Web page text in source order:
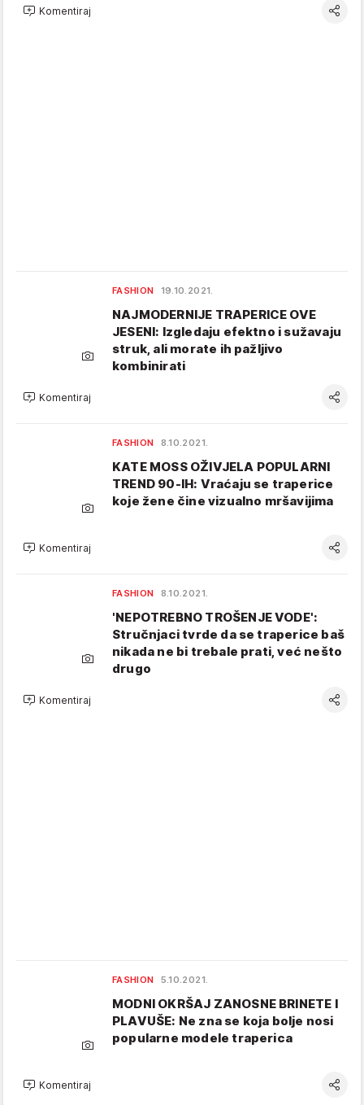
Komentiraj
FASHION 19.10.2021.
NAJMODERNIJE TRAPERICE OVE
JESENI: Izgledaju efektno i sužavaju
struk, ali morate ih pažljivo
kombinirati
Komentiraj
FASHION 8.10.2021.
KATE MOSS OŽIVJELA POPULARNI
TREND 90-IH: Vraćaju se traperice
koje žene čine vizualno mršavijima
Komentiraj
FASHION 8.10.2021.
'NEPOTREBNO TROŠENJE VODE':
Stručnjaci tvrde da se traperice baš
nikada ne bi trebale prati, već nešto
drugo
Komentiraj
FASHION 5.10.2021.
MODNI OKRŠAJ ZANOSNE BRINETE I
PLAVUŠE: Ne zna se koja bolje nosi
popularne modele traperica
Komentiraj